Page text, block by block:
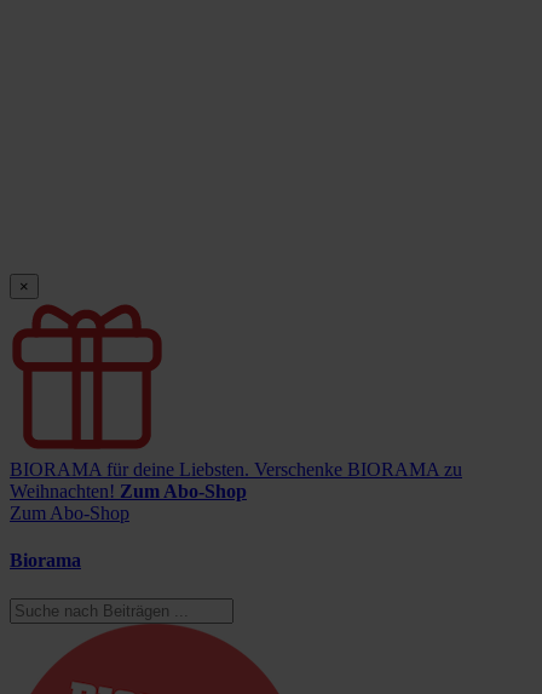
×
BIORAMA für deine Liebsten. Verschenke BIORAMA zu
Weihnachten! Zum Abo-Shop
Zum Abo-Shop
Biorama